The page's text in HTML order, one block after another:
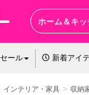
ホーム＆キッ
セール 新着アイ
インテリア・家具 収納